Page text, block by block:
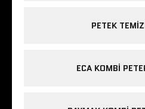
PETEK
ECA KOMBI